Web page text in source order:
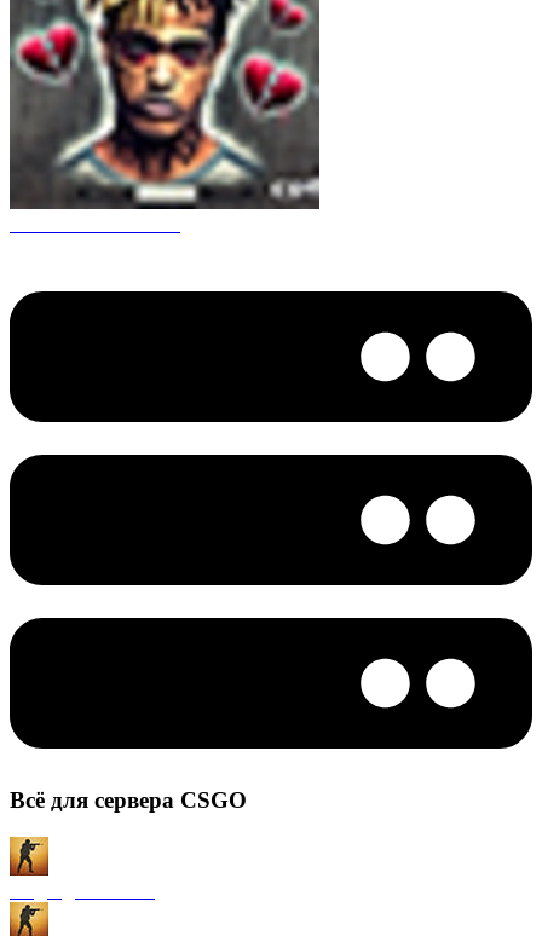
Всё для сервера CSGO